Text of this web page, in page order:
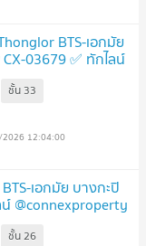
BTS-เอกมัย
03679 ✅ ทักไลน์
✅ 🔥🔥🔥
ชั้น 33
12:04:00
เอกมัย บางกะปิ
@connexproperty
ชั้น26